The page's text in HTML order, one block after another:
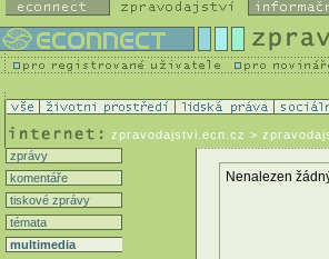
zpravodajstvi.ecn.cz >
zprávy
komentáře
tiskové zprávy
témata
multimedia
Nenalezen